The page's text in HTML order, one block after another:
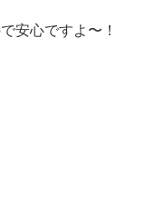
安心ですよ〜！